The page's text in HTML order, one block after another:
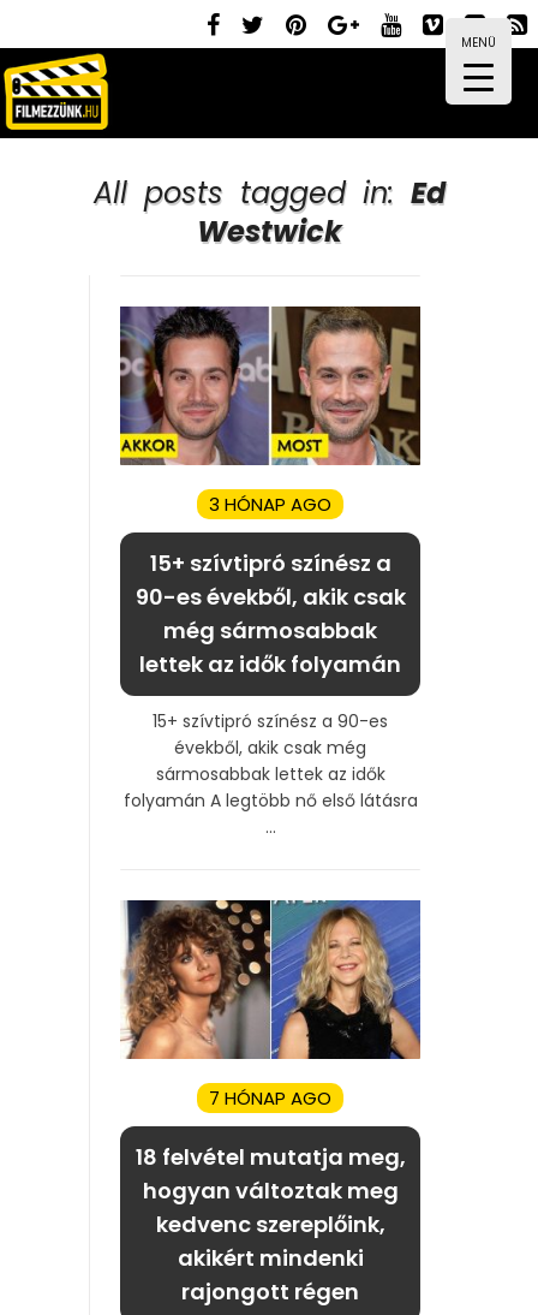
MENÜ
All posts tagged in: Ed
Westwick
3 HÓNAP AGO
15+ szívtipró színész a
90-es évekből, akik csak
még sármosabbak
lettek az idők folyamán
15+ szívtipró színész a 90-es
évekből, akik csak még
sármosabbak lettek az idők
folyamán A legtöbb nő első látásra
...
7 HÓNAP AGO
18 felvétel mutatja meg,
hogyan változtak meg
kedvenc szereplőink,
akikért mindenki
rajongott régen